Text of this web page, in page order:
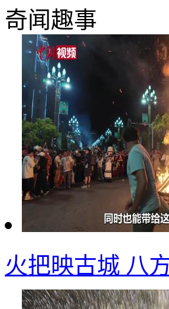
奇闻趣事
火把映古城 八